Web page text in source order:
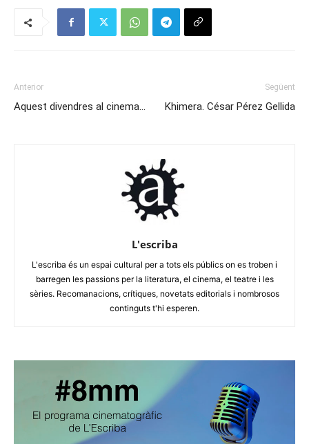
Anterior
Aquest divendres al cinema…
Següent
Khimera. César Pérez Gellida
L'escriba
L'escriba és un espai cultural per a tots els públics on es troben i
barregen les passions per la literatura, el cinema, el teatre i les
sèries. Recomanacions, crítiques, novetats editorials i nombrosos
continguts t'hi esperen.